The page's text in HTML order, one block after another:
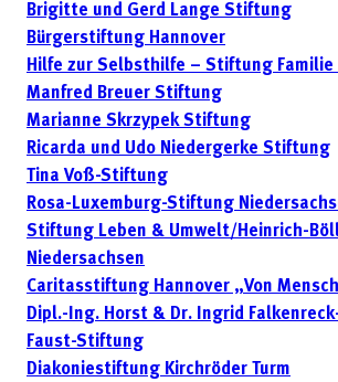
Brigitte und Gerd Lange Stiftung
Bürgerstiftung Hannover
Hilfe zur Selbsthilfe – Stiftung Familie
Manfred Breuer Stiftung
Marianne Skrzypek Stiftung
Ricarda und Udo Niedergerke Stiftung
Tina Voß-Stiftung
Rosa-Luxemburg-Stiftung
Stiftung Leben & Umwelt/Heinrich-
Niedersachsen
Caritasstiftung Hannover „Von
Dipl.-Ing. Horst & Dr. Ingrid
Faust-Stiftung
Diakoniestiftung Kirchröder Turm